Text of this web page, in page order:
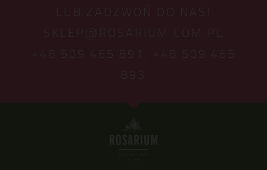
LUB ZADZWOŃ DO NAS!
SKLEP@ROSARIUM.COM.PL
+48 509 465 891,
+48 509 465
893